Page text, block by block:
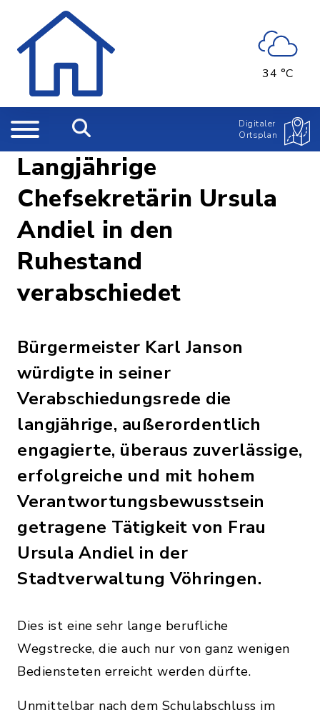
34 °C
Digitaler
Ortsplan
Langjährige
Chefsekretärin Ursula
Andiel in den
Ruhestand
verabschiedet
Bürgermeister Karl Janson
würdigte in seiner
Verabschiedungsrede die
langjährige, außerordentlich
engagierte, überaus zuverlässige,
erfolgreiche und mit hohem
Verantwortungsbewusstsein
getragene Tätigkeit von Frau
Ursula Andiel in der
Stadtverwaltung Vöhringen.
Dies ist eine sehr lange berufliche
Wegstrecke, die auch nur von ganz wenigen
Bediensteten erreicht werden dürfte.
Unmittelbar nach dem Schulabschluss im